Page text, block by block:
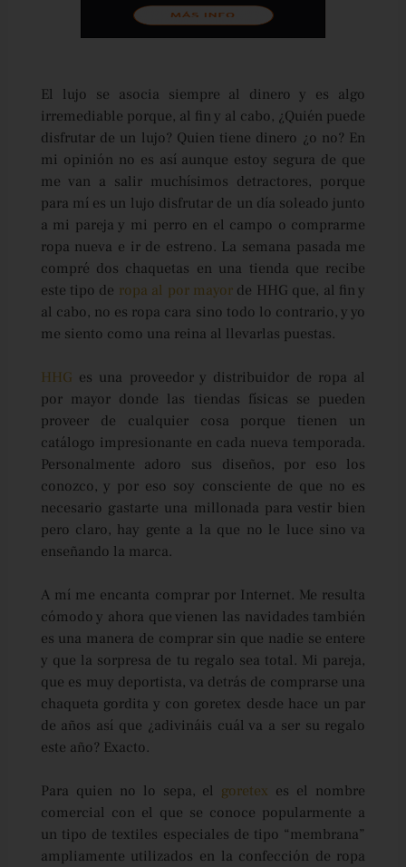
El lujo se asocia siempre al dinero y es algo
irremediable porque, al fin y al cabo, ¿Quién puede
disfrutar de un lujo? Quien tiene dinero ¿o no? En
mi opinión no es así aunque estoy segura de que
me van a salir muchísimos detractores, porque
para mí es un lujo disfrutar de un día soleado junto
a mi pareja y mi perro en el campo o comprarme
ropa nueva e ir de estreno. La semana pasada me
compré dos chaquetas en una tienda que recibe
este tipo de ropa al por mayor de HHG que, al fin y
al cabo, no es ropa cara sino todo lo contrario, y yo
me siento como una reina al llevarlas puestas.
HHG es una proveedor y distribuidor de ropa al
por mayor donde las tiendas físicas se pueden
proveer de cualquier cosa porque tienen un
catálogo impresionante en cada nueva temporada.
Personalmente adoro sus diseños, por eso los
conozco, y por eso soy consciente de que no es
necesario gastarte una millonada para vestir bien
pero claro, hay gente a la que no le luce sino va
enseñando la marca.
A mí me encanta comprar por Internet. Me resulta
cómodo y ahora que vienen las navidades también
es una manera de comprar sin que nadie se entere
y que la sorpresa de tu regalo sea total. Mi pareja,
que es muy deportista, va detrás de comprarse una
chaqueta gordita y con goretex desde hace un par
de años así que ¿adivináis cuál va a ser su regalo
este año? Exacto.
Para quien no lo sepa, el goretex es el nombre
comercial con el que se conoce popularmente a
un tipo de textiles especiales de tipo “membrana”
ampliamente utilizados en la confección de ropa